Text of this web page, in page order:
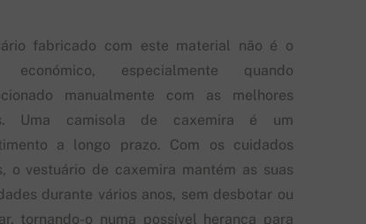
fabricado com este material não é o
económico, especialmente quando
manualmente com as melhores
Uma camisola de caxemira é um
a longo prazo. Com os cuidados
o vestuário de caxemira mantém as suas
durante vários anos, sem desbotar ou
tornando-o numa possível herança para